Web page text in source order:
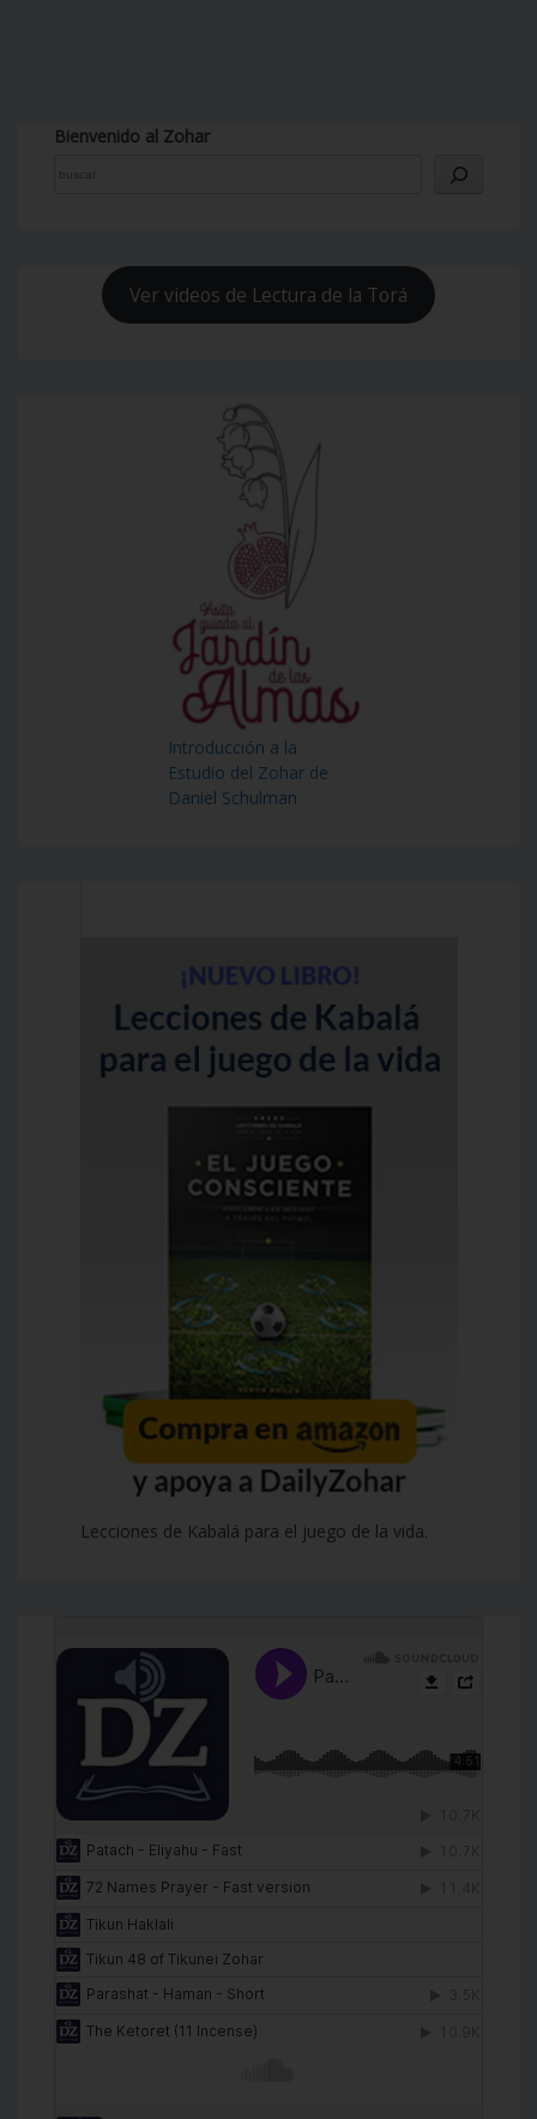
Bienvenido al Zohar
Ver videos de Lectura de la Torá
Introducción a la
Estudio del Zohar de
Daniel Schulman
Lecciones de Kabalá para el juego de la vida.